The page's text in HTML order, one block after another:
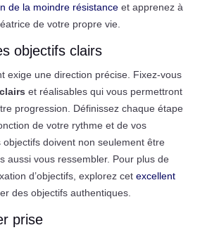
de la moindre résistanceet apprenez à
de votre propre vie.
objectifs clairs
exige une direction précise. Fixez-vous
et réalisables qui vous permettront
progression. Définissez chaque étape
de votre rythme et de vos
objectifs doivent non seulement être
aussi vous ressembler. Pour plus de
d’objectifs, explorez cet excellent
des objectifs authentiques.
prise